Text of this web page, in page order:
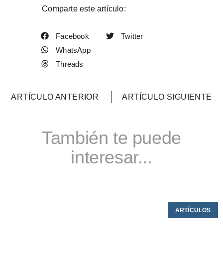
Comparte este artículo:
Facebook
Twitter
WhatsApp
Threads
ARTÍCULO ANTERIOR ARTÍCULO SIGUIENTE
También te puede
interesar...
ARTÍCULOS